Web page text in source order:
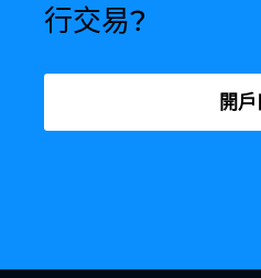
行交易?
開戶